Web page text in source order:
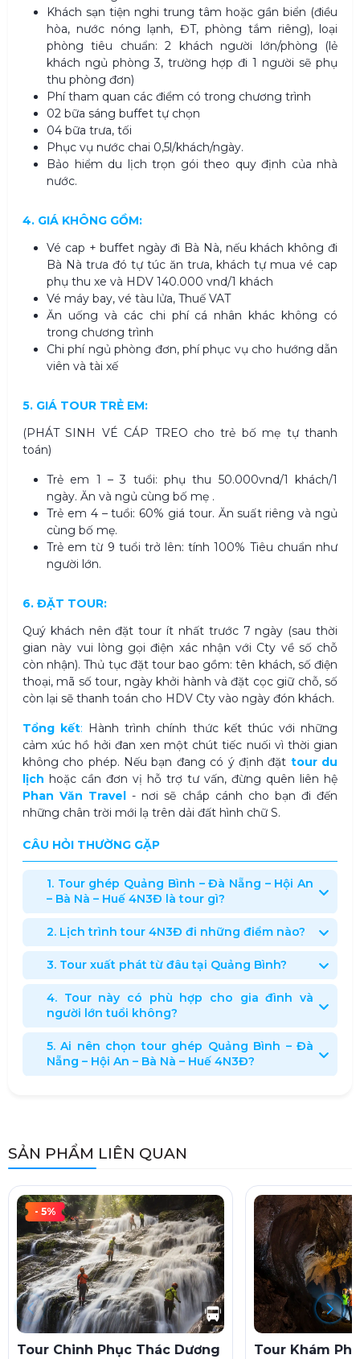
Khách sạn tiện nghi trung tâm hoặc gần biển (điều
hòa, nước nóng lạnh, ĐT, phòng tắm riêng), loại
phòng tiêu chuẩn: 2 khách người lớn/phòng (lẻ
khách ngủ phòng 3, trường hợp đi 1 người sẽ phụ
thu phòng đơn)
Phí tham quan các điểm có trong chương trình
02 bữa sáng buffet tự chọn
04 bữa trưa, tối
Phục vụ nước chai 0,5l/khách/ngày.
Bảo hiểm du lịch trọn gói theo quy định của nhà
nước.
4. GIÁ KHÔNG GỒM:
Vé cap + buffet ngày đi Bà Nà, nếu khách không đi
Bà Nà trưa đó tự túc ăn trưa, khách tự mua vé cap
phụ thu xe và HDV 140.000 vnd/1 khách
Vé máy bay, vé tàu lửa, Thuế VAT
Ăn uống và các chi phí cá nhân khác không có
trong chương trình
Chi phí ngủ phòng đơn, phí phục vụ cho hướng dẫn
viên và tài xế
5. GIÁ TOUR TRẺ EM:
(PHÁT SINH VÉ CÁP TREO cho trẻ bố mẹ tự thanh
toán)
Trẻ em 1 – 3 tuổi: phụ thu 50.000vnd/1 khách/1
ngày. Ăn và ngủ cùng bố mẹ .
Trẻ em 4 – tuổi: 60% giá tour. Ăn suất riêng và ngủ
cùng bố mẹ.
Trẻ em từ 9 tuổi trở lên: tính 100% Tiêu chuẩn như
người lớn.
6. ĐẶT TOUR:
Quý khách nên đặt tour ít nhất trước 7 ngày (sau thời
gian này vui lòng gọi điện xác nhận với Cty về số chỗ
còn nhận). Thủ tục đặt tour bao gồm: tên khách, số điện
thoại, mã số tour, ngày khởi hành và đặt cọc giữ chỗ, số
còn lại sẽ thanh toán cho HDV Cty vào ngày đón khách.
Tổng kết: Hành trình chính thức kết thúc với những
cảm xúc hồ hởi đan xen một chút tiếc nuối vì thời gian
không cho phép. Nếu bạn đang có ý định đặt tour du
lịch hoặc cần đơn vị hỗ trợ tư vấn, đừng quên liên hệ
Phan Văn Travel
- nơi sẽ chắp cánh cho bạn đi đến
những chân trời mới lạ trên dải đất hình chữ S.
CÂU HỎI THƯỜNG GẶP
1. Tour ghép Quảng Bình – Đà Nẵng – Hội An
– Bà Nà – Huế 4N3Đ là tour gì?
2. Lịch trình tour 4N3Đ đi những điểm nào?
3. Tour xuất phát từ đâu tại Quảng Bình?
4. Tour này có phù hợp cho gia đình và
người lớn tuổi không?
5. Ai nên chọn tour ghép Quảng Bình – Đà
Nẵng – Hội An – Bà Nà – Huế 4N3Đ?
SẢN PHẨM LIÊN QUAN
- 5%
Tour Chinh Phục Thác Dương
Tour Khám